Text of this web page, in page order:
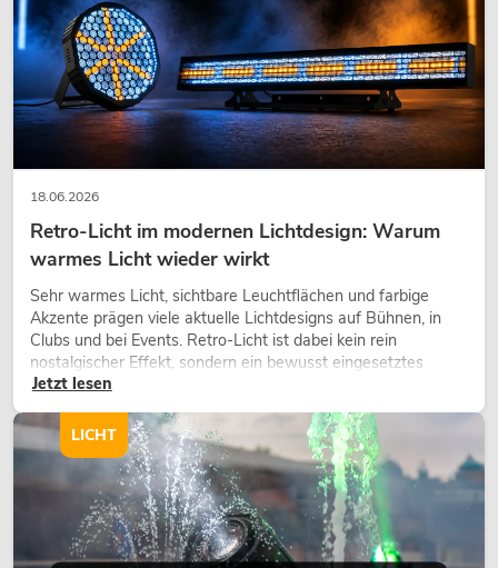
OMNITRONIC TRM-202MK3 2-Kanal
Rotary-Mixer (25 Jahre Omnitronic
No. 10355923
OMNITRONIC TRM-402 4-Kanal
Rotary-Mixer
No. 10355930
Bestand reicht ca. 12 Wo.
18.06.2026
Retro-Licht im modernen Lichtdesign: Warum
warmes Licht wieder wirkt
Sehr warmes Licht, sichtbare Leuchtflächen und farbige
Akzente prägen viele aktuelle Lichtdesigns auf Bühnen, in
Clubs und bei Events. Retro-Licht ist dabei kein rein
nostalgischer Effekt, sondern ein bewusst eingesetztes
Gestaltungsmittel: Es schafft Atmosphäre, gibt Szenen
wirken lassen.
Jetzt lesen
LICHT